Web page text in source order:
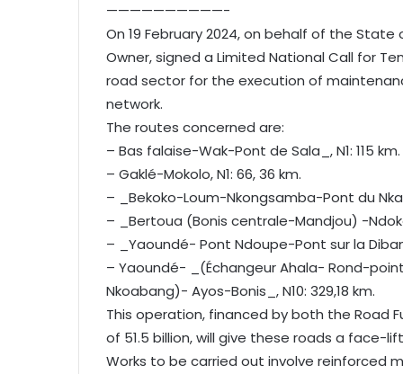
——————————-
On 19 February 2024, on behalf of the
Owner, signed a Limited National Call for
road sector for the execution of
network.
The routes concerned are:
– Bas falaise-Wak-Pont de Sala_, N1: 115 km.
– Gaklé-Mokolo, N1: 66, 36 km.
– _Bekoko-Loum-Nkongsamba-Pont du
– _Bertoua (Bonis centrale-Mandjou) -
– _Yaoundé- Pont Ndoupe-Pont sur la
– Yaoundé- _(Échangeur Ahala- Rond-
Nkoabang)- Ayos-Bonis_, N10: 329,18 km.
This operation, financed by both the Road
of 51.5 billion, will give these roads a
Works to be carried out involve reinforced